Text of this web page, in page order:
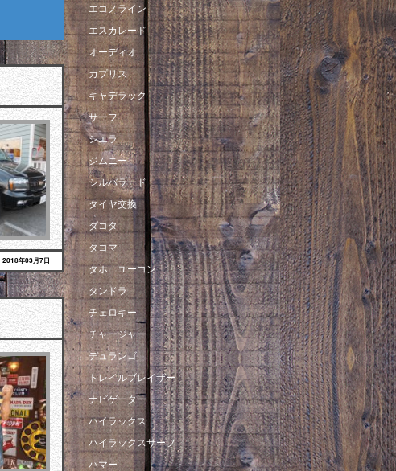
2018年03月7日
エコノライン
エスカレード
オーディオ
カプリス
キャデラック
サーフ
シエラ
ジムニー
シルバラード
タイヤ交換
ダコタ
タコマ
タホ ユーコン
タンドラ
チェロキー
チャージャー
デュランゴ
トレイルブレイザー
ナビゲーター
ハイラックス
ハイラックスサーフ
ハマー